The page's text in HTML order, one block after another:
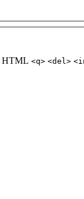
HTML <q> <del>